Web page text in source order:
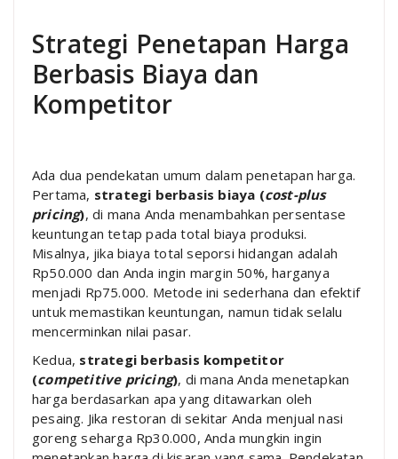
Strategi Penetapan Harga
Berbasis Biaya dan
Kompetitor
Ada dua pendekatan umum dalam penetapan harga.
Pertama, strategi berbasis biaya (cost-plus
pricing), di mana Anda menambahkan persentase
keuntungan tetap pada total biaya produksi.
Misalnya, jika biaya total seporsi hidangan adalah
Rp50.000 dan Anda ingin margin 50%, harganya
menjadi Rp75.000. Metode ini sederhana dan efektif
untuk memastikan keuntungan, namun tidak selalu
mencerminkan nilai pasar.
Kedua, strategi berbasis kompetitor
(competitive pricing), di mana Anda menetapkan
harga berdasarkan apa yang ditawarkan oleh
pesaing. Jika restoran di sekitar Anda menjual nasi
goreng seharga Rp30.000, Anda mungkin ingin